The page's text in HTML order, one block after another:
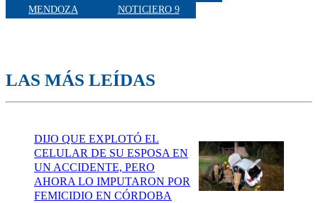
MENDOZA
NOTICIERO 9
LAS MÁS LEÍDAS
DIJO QUE EXPLOTÓ EL
CELULAR DE SU ESPOSA EN
UN ACCIDENTE, PERO
AHORA LO IMPUTARON POR
FEMICIDIO EN CÓRDOBA